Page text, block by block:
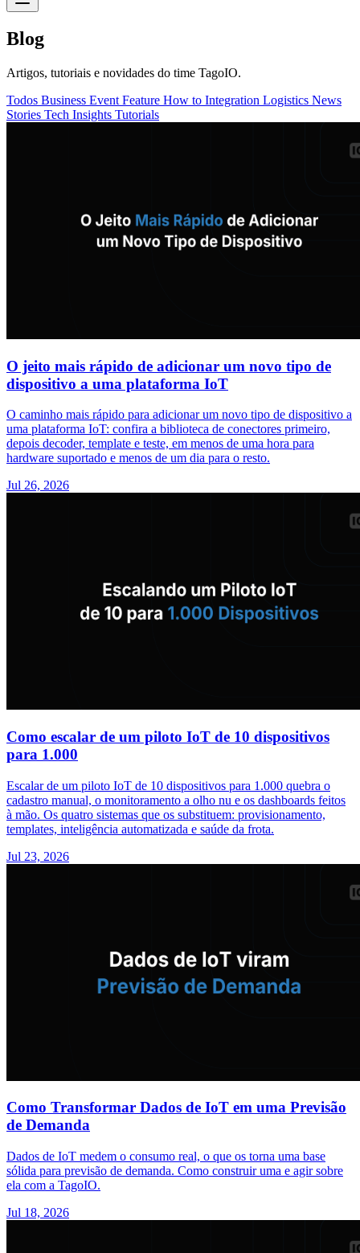
Blog
Artigos, tutoriais e novidades do time TagoIO.
Todos Business Event Feature How to Integration Logistics News
Stories Tech Insights Tutorials
O jeito mais rápido de adicionar um novo tipo de
dispositivo a uma plataforma IoT
O caminho mais rápido para adicionar um novo tipo de dispositivo a
uma plataforma IoT: confira a biblioteca de conectores primeiro,
depois decoder, template e teste, em menos de uma hora para
hardware suportado e menos de um dia para o resto.
Jul 26, 2026
Como escalar de um piloto IoT de 10 dispositivos
para 1.000
Escalar de um piloto IoT de 10 dispositivos para 1.000 quebra o
cadastro manual, o monitoramento a olho nu e os dashboards feitos
à mão. Os quatro sistemas que os substituem: provisionamento,
templates, inteligência automatizada e saúde da frota.
Jul 23, 2026
Como Transformar Dados de IoT em uma Previsão
de Demanda
Dados de IoT medem o consumo real, o que os torna uma base
sólida para previsão de demanda. Como construir uma e agir sobre
ela com a TagoIO.
Jul 18, 2026